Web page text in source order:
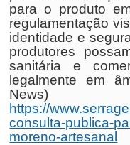
para o produto
regulamentação
identidade e
produtores
sanitária e
legalmente em
News)
https://
consulta-publica-
moreno-artesanal